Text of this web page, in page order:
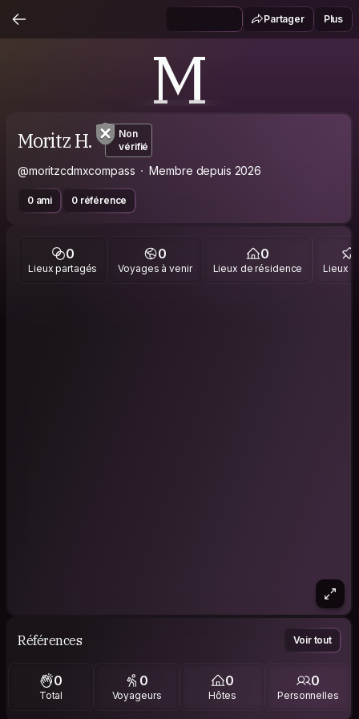
Partager Plus
M
Moritz H.
Non
vérifié
@moritzcdmxcompass Membre depuis 2026
0 ami 0 référence
0
Lieux partagés
0
Voyages à venir
0
Lieux de résidence Lieux
Références Voir tout
0
Total
0
Voyageurs
0
Hôtes
0
Personnelles